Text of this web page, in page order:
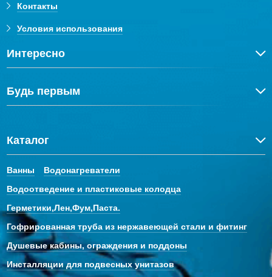
Контакты
Условия использования
Интересно
Будь первым
Каталог
Ванны
Водонагреватели
Водоотведение и пластиковые колодца
Герметики,Лен,Фум,Паста.
Гофрированная труба из нержавеющей стали и фитинг
Душевые кабины, ограждения и поддоны
Инсталляции для подвесных унитазов